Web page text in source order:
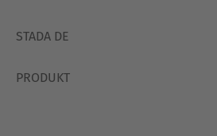
STADA DE
Lexikon
PRODUKT